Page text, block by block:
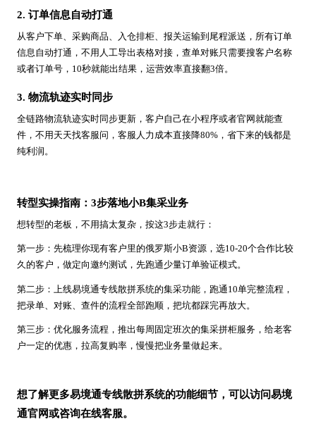
2. 订单信息自动打通
从客户下单、采购商品、入仓排柜、报关运输到尾程派送，所有订单
信息自动打通，不用人工导出表格对接，查单对账只需要搜客户名称
或者订单号，10秒就能出结果，运营效率直接翻3倍。
3. 物流轨迹实时同步
全链路物流轨迹实时同步更新，客户自己在小程序或者官网就能查
件，不用天天找客服问，客服人力成本直接降80%，省下来的钱都是
纯利润。
转型实操指南：3步落地小B集采业务
想转型的老板，不用搞太复杂，按这3步走就行：
第一步：先梳理你现有客户里的俄罗斯小B资源，选10-20个合作比较
久的客户，做定向邀约测试，先跑通少量订单验证模式。
第二步：上线易境通专线散拼系统的集采功能，跑通10单完整流程，
把录单、对账、查件的流程全部跑顺，把坑都踩完再放大。
第三步：优化服务流程，推出每周固定班次的集采拼柜服务，给老客
户一定的优惠，拉高复购率，慢慢把业务量做起来。
想了解更多易境通专线散拼系统的功能细节，可以访问易境
通官网或咨询在线客服。